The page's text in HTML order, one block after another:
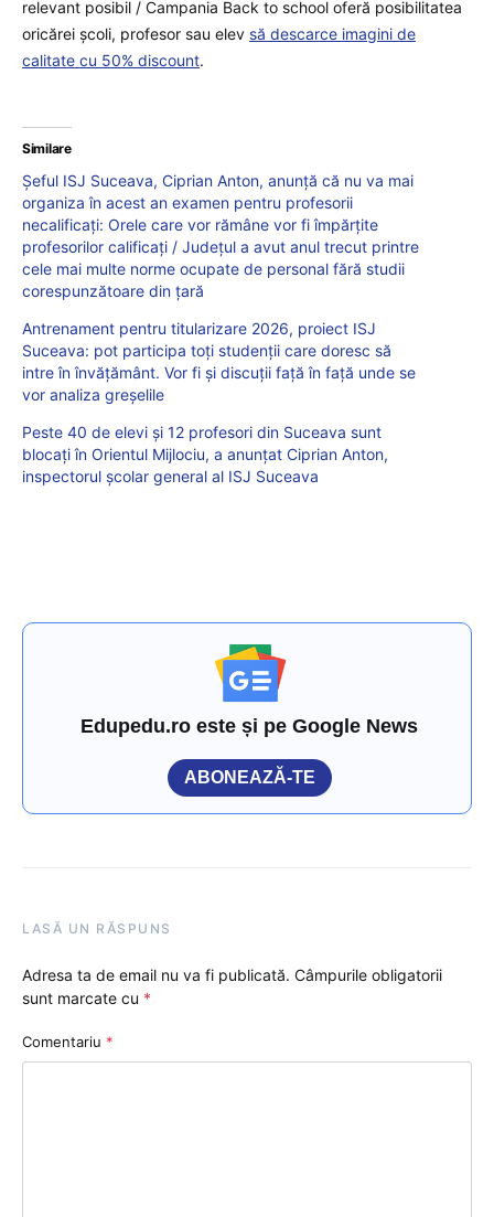
relevant posibil / Campania Back to school oferă posibilitatea
oricărei școli, profesor sau elev să descarce imagini de
calitate cu 50% discount.
Similare
Șeful ISJ Suceava, Ciprian Anton, anunță că nu va mai
organiza în acest an examen pentru profesorii
necalificați: Orele care vor rămâne vor fi împărțite
profesorilor calificați / Județul a avut anul trecut printre
cele mai multe norme ocupate de personal fără studii
corespunzătoare din țară
Antrenament pentru titularizare 2026, proiect ISJ
Suceava: pot participa toți studenții care doresc să
intre în învățământ. Vor fi și discuții față în față unde se
vor analiza greșelile
Peste 40 de elevi și 12 profesori din Suceava sunt
blocați în Orientul Mijlociu, a anunțat Ciprian Anton,
inspectorul școlar general al ISJ Suceava
Edupedu.ro este și pe Google News
ABONEAZĂ-TE
LASĂ UN RĂSPUNS
Adresa ta de email nu va fi publicată. Câmpurile obligatorii
sunt marcate cu *
Comentariu *